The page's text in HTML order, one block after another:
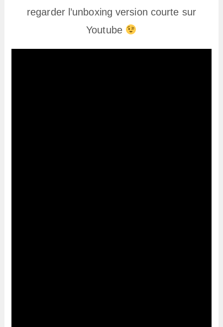
regarder l’unboxing version courte sur
Youtube